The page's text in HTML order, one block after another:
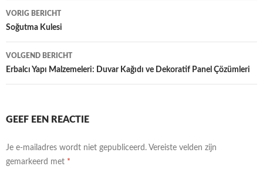
Bericht
navigatie
VORIG BERICHT
Soğutma Kulesi
VOLGEND BERICHT
Erbalcı Yapı Malzemeleri: Duvar Kağıdı ve Dekoratif Panel Çözümleri
GEEF EEN REACTIE
Je e-mailadres wordt niet gepubliceerd. Vereiste velden zijn
gemarkeerd met *